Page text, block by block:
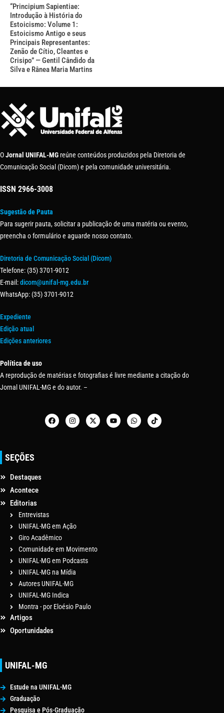
“Principium Sapientiae:
Introdução à História do
Estoicismo: Volume 1:
Estoicismo Antigo e seus
Principais Representantes:
Zenão de Cítio, Cleantes e
Crisipo” — Gentil Cândido da
Silva e Rânea Maria Martins
OJornal UNIFAL-MG reúne conteúdos produzidos pela Diretoria de
Comunicação Social (Dicom) e pela comunidade universitária.
ISSN 2966-3008
Sugestão de Pauta
Para sugerir pauta, solicitar a publicação de uma matéria ou evento,
preencha o formulário e aguarde nosso contato.
Diretoria de Comunicação Social (Dicom)
Telefone: (35) 3701-9012
E-mail:dicom@unifal-mg.edu.br
WhatsApp: (35) 3701-9012
Expediente
Edição atual
Edições anteriores
Política de uso
A reprodução de matérias e fotografias é livre mediante a citação do
Jornal UNIFAL-MG e do autor. –
SEÇÕES
Destaques
Acontece
Editorias
Entrevistas
UNIFAL-MG em Ação
Giro Acadêmico
Comunidade em Movimento
UNIFAL-MG em Podcasts
UNIFAL-MG na Mídia
Autores UNIFAL-MG
UNIFAL-MG Indica
Montra - por Eloésio Paulo
Artigos
Oportunidades
UNIFAL-MG
Estude na UNIFAL-MG
Graduação
Pesquisa e Pós-Graduação